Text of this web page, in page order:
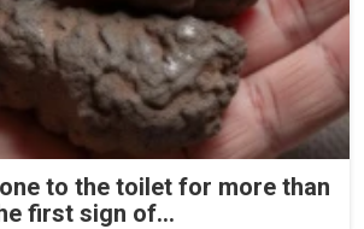
to the toilet for more than
first sign of...